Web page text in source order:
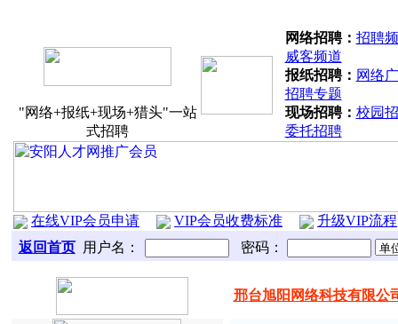
网络招聘： 招聘
威客频道
报纸招聘： 网络
招聘专题
"网络+报纸+现场+猎头"一站
式招聘
现场招聘： 校园
委托招聘
在线VIP会员申请 VIP会员收费标准
升级VIP流程
返回首页
用户名： 密码：
邢台旭阳网络科技有限公